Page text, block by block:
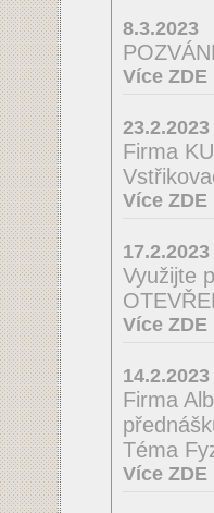
8.3.2023
Více ZDE
23.2.2023
Firma
Více ZDE
17.2.2023
Využijte
Více ZDE
14.2.2023
Firma
Téma
Více ZDE